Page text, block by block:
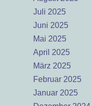
Juli 2025
Juni 2025
Mai 2025
April 2025
März 2025
Februar 2025
Januar 2025